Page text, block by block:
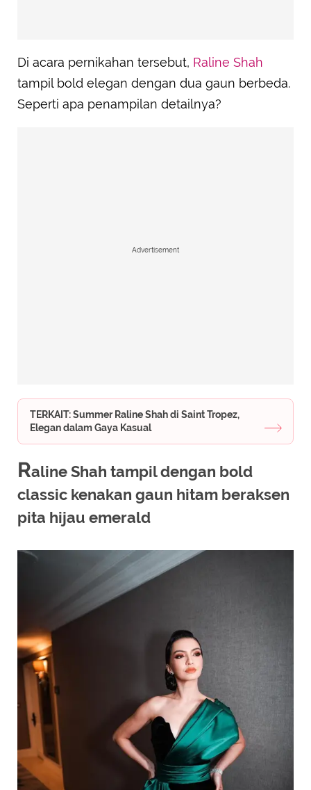
Di acara pernikahan tersebut, Raline Shah
tampil bold elegan dengan dua gaun berbeda.
Seperti apa penampilan detailnya?
Advertisement
TERKAIT: Summer Raline Shah di Saint Tropez,
Elegan dalam Gaya Kasual
Raline Shah tampil dengan bold
classic kenakan gaun hitam beraksen
pita hijau emerald